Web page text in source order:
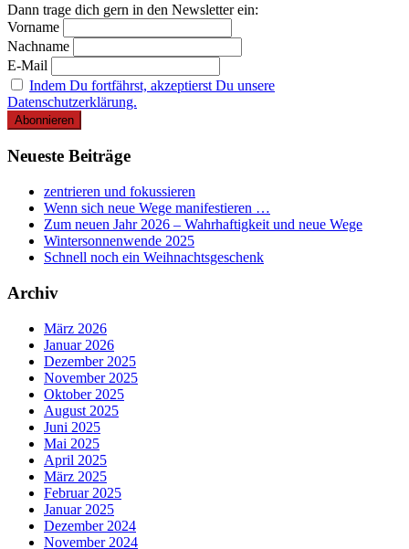
Dann trage dich gern in den Newsletter ein:
Vorname
Nachname
E-Mail
Indem Du fortfährst, akzeptierst Du unsere
Datenschutzerklärung.
Neueste Beiträge
zentrieren und fokussieren
Wenn sich neue Wege manifestieren …
Zum neuen Jahr 2026 – Wahrhaftigkeit und neue Wege
Wintersonnenwende 2025
Schnell noch ein Weihnachtsgeschenk
Archiv
März 2026
Januar 2026
Dezember 2025
November 2025
Oktober 2025
August 2025
Juni 2025
Mai 2025
April 2025
März 2025
Februar 2025
Januar 2025
Dezember 2024
November 2024